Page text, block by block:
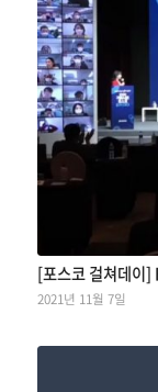
[포스코 걸쳐데이]
2021년 11월 7일